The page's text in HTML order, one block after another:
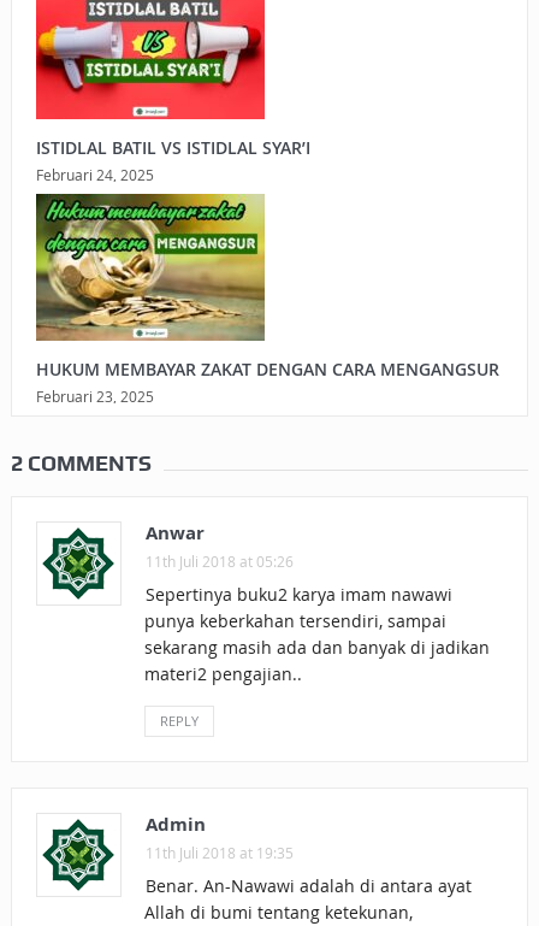
ISTIDLAL BATIL VS ISTIDLAL SYAR’I
Februari 24, 2025
HUKUM MEMBAYAR ZAKAT DENGAN CARA MENGANGSUR
Februari 23, 2025
2 COMMENTS
Anwar
11th Juli 2018 at 05:26
Sepertinya buku2 karya imam nawawi
punya keberkahan tersendiri, sampai
sekarang masih ada dan banyak di jadikan
materi2 pengajian..
REPLY
Admin
11th Juli 2018 at 19:35
Benar. An-Nawawi adalah di antara ayat
Allah di bumi tentang ketekunan,